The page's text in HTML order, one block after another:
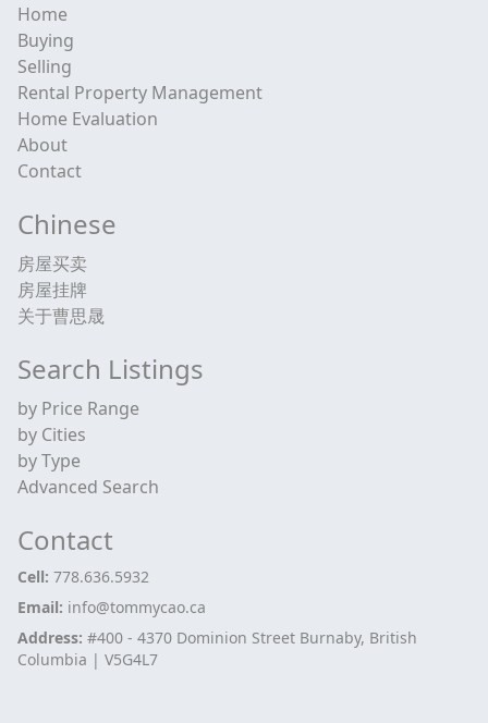
Home
Buying
Selling
Rental Property Management
Home Evaluation
About
Contact
Chinese
房屋买卖
房屋挂牌
关于曹思晟
Search Listings
by Price Range
by Cities
by Type
Advanced Search
Contact
Cell: 778.636.5932
Email: info@tommycao.ca
Address: #400 - 4370 Dominion Street Burnaby, British
Columbia | V5G4L7